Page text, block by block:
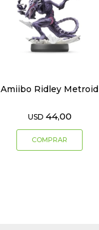
Amiibo Ridley Metroid
USD 44,00